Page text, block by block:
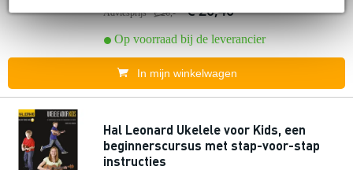
Adviesprijs € 26,- € 20,40
Op voorraad bij de leverancier
In mijn winkelwagen
Hal Leonard Ukelele voor Kids, een
beginnerscursus met stap-voor-stap
instructies